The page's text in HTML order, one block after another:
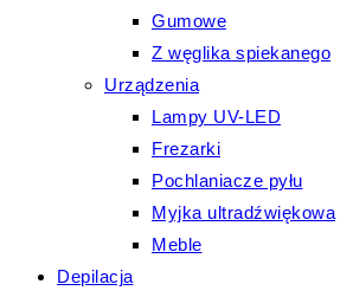
Gumowe
Z węglika spiekanego
Urządzenia
Lampy UV-LED
Frezarki
Pochlaniacze pyłu
Myjka ultradźwiękowa
Meble
Depilacja